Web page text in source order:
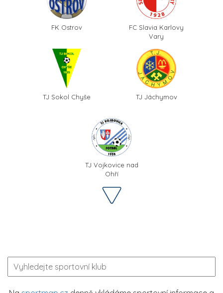
FK Ostrov
FC Slavia Karlovy
Vary
TJ Sokol Chyše TJ Jáchymov
TJ Vojkovice nad
Ohří